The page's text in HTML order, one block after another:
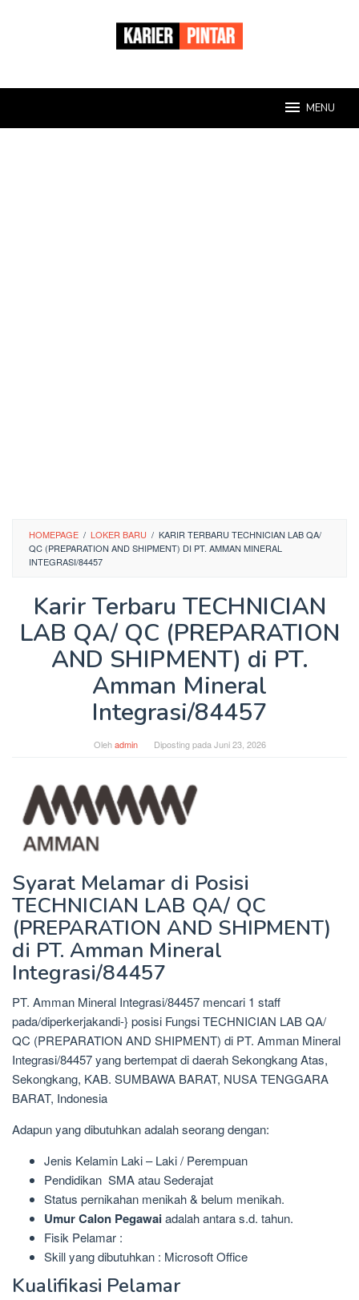
MENU
HOMEPAGE / LOKER BARU / KARIR TERBARU TECHNICIAN LAB QA/
QC (PREPARATION AND SHIPMENT) DI PT. AMMAN MINERAL
INTEGRASI/84457
Karir Terbaru TECHNICIAN
LAB QA/ QC (PREPARATION
AND SHIPMENT) di PT.
Amman Mineral
Integrasi/84457
Olehadmin Diposting pada Juni 23, 2026
Syarat Melamar di Posisi
TECHNICIAN LAB QA/ QC
(PREPARATION AND SHIPMENT)
di PT. Amman Mineral
Integrasi/84457
PT. Amman Mineral Integrasi/84457 mencari 1 staff
pada/diperkerjakandi-} posisi Fungsi TECHNICIAN LAB QA/
QC (PREPARATION AND SHIPMENT) di PT. Amman Mineral
Integrasi/84457 yang bertempat di daerah Sekongkang Atas,
Sekongkang, KAB. SUMBAWA BARAT, NUSA TENGGARA
BARAT, Indonesia
Adapun yang dibutuhkan adalah seorang dengan:
Jenis Kelamin Laki – Laki / Perempuan
Pendidikan SMA atau Sederajat
Status pernikahan menikah & belum menikah.
Umur Calon Pegawaiadalah antara s.d. tahun.
Fisik Pelamar :
Skill yang dibutuhkan : Microsoft Office
Kualifikasi Pelamar